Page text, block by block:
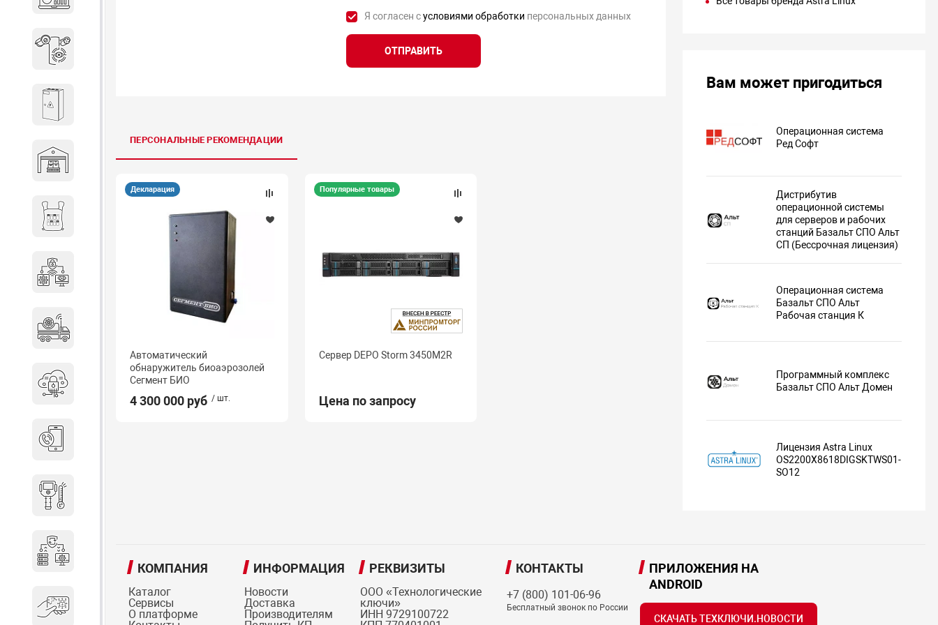
Складское оборудование
Снаряжение и экипировка
Средства защиты информации
Электронные ключи
Я согласен сусловиями обработки персональных данных
ОТПРАВИТЬ
ПЕРСОНАЛЬНЫЕ РЕКОМЕНДАЦИИ
Декларация
Автоматический
обнаружитель биоаэрозолей
Сегмент БИО
4 300 000 руб / шт.
Популярные товары
Сервер DEPO Storm 3450M2R
Цена по запросу
Вам может пригодиться
Операционная система
Ред Софт
Дистрибутив
операционной системы
для серверов и рабочих
станций Базальт СПО Альт
СП (Бессрочная лицензия)
Операционная система
Базальт СПО Альт
Рабочая станция К
Программный комплекс
Базальт СПО Альт Домен
Лицензия Astra Linux
OS2200X8618DIGSKTWS01-
SO12
КОМПАНИЯ
Каталог
Сервисы
О платформе
ИНФОРМАЦИЯ
Новости
Доставка
Производителям
РЕКВИЗИТЫ
ООО «Технологические
ключи»
ИНН 9729100722
КОНТАКТЫ
+7 (800) 101-06-96
Бесплатный звонок по России
ПРИЛОЖЕНИЯ НА
ANDROID
СКАЧАТЬ ТЕХКЛЮЧИ.НОВОСТИ